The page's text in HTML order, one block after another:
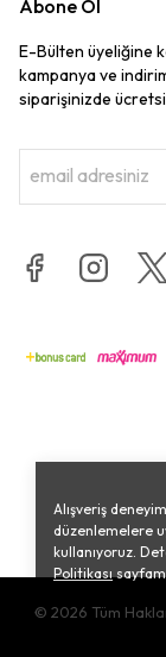
Alışveriş
düzenlemelere
kullanıyoruz.
Politikası
Abone Ol
E-Bülten üyeliğine
kampanya ve
siparişinizde
© 2026 Tüm